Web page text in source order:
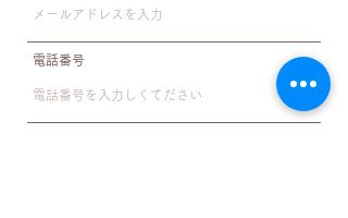
電話番号